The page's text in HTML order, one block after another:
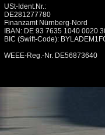
USt-Ident.Nr.:
DE281277780
Finanzamt Nürnberg-Nord
IBAN: DE 93 7635 1040 0020
BIC (Swift-Code):
WEEE-Reg.-Nr. DE56873640